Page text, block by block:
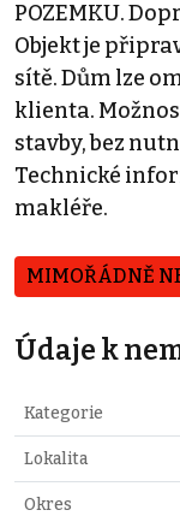
POZEMKU.
Objekt je
sítě. Dům lze
klienta.
stavby, bez
Technické
makléře.
MIMOŘÁDNĚ
Údaje k
Kategorie
Lokalita
Okres